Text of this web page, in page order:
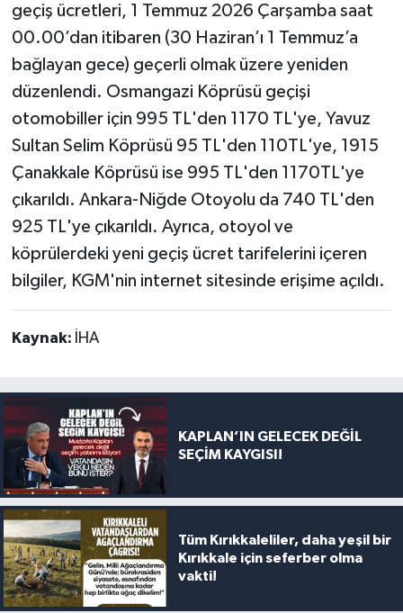
geçiş ücretleri, 1 Temmuz 2026 Çarşamba saat
00.00’dan itibaren (30 Haziran’ı 1 Temmuz’a
bağlayan gece) geçerli olmak üzere yeniden
düzenlendi. Osmangazi Köprüsü geçişi
otomobiller için 995 TL'den 1170 TL'ye, Yavuz
Sultan Selim Köprüsü 95 TL'den 110TL'ye, 1915
Çanakkale Köprüsü ise 995 TL'den 1170TL'ye
çıkarıldı. Ankara-Niğde Otoyolu da 740 TL'den
925 TL'ye çıkarıldı. Ayrıca, otoyol ve
köprülerdeki yeni geçiş ücret tarifelerini içeren
bilgiler, KGM'nin internet sitesinde erişime açıldı.
Kaynak: İHA
KAPLAN’IN GELECEK DEĞİL
SEÇİM KAYGISI!
Tüm Kırıkkaleliler, daha yeşil bir
Kırıkkale için seferber olma
vakti!